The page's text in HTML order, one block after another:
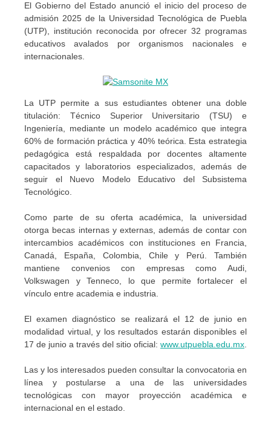
El Gobierno del Estado anunció el inicio del proceso de
admisión 2025 de la Universidad Tecnológica de Puebla
(UTP), institución reconocida por ofrecer 32 programas
educativos avalados por organismos nacionales e
internacionales.
La UTP permite a sus estudiantes obtener una doble
titulación: Técnico Superior Universitario (TSU) e
Ingeniería, mediante un modelo académico que integra
60% de formación práctica y 40% teórica. Esta estrategia
pedagógica está respaldada por docentes altamente
capacitados y laboratorios especializados, además de
seguir el Nuevo Modelo Educativo del Subsistema
Tecnológico.
Como parte de su oferta académica, la universidad
otorga becas internas y externas, además de contar con
intercambios académicos con instituciones en Francia,
Canadá, España, Colombia, Chile y Perú. También
mantiene convenios con empresas como Audi,
Volkswagen y Tenneco, lo que permite fortalecer el
vínculo entre academia e industria.
El examen diagnóstico se realizará el 12 de junio en
modalidad virtual, y los resultados estarán disponibles el
17 de junio a través del sitio oficial: www.utpuebla.edu.mx.
Las y los interesados pueden consultar la convocatoria en
línea y postularse a una de las universidades
tecnológicas con mayor proyección académica e
internacional en el estado.